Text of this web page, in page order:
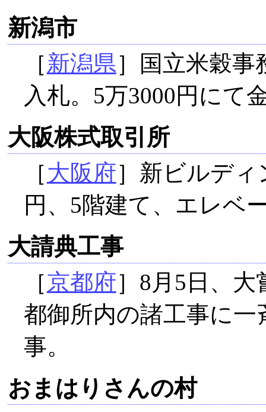
新潟市
［新潟県］国立米穀
入札。5万3000円にて
大阪株式取引所
［大阪府］新ビルディ
円、5階建て、エレベ
大請典工事
［京都府］8月5日、
都御所内の諸工事に一
事。
おまはりさんの村